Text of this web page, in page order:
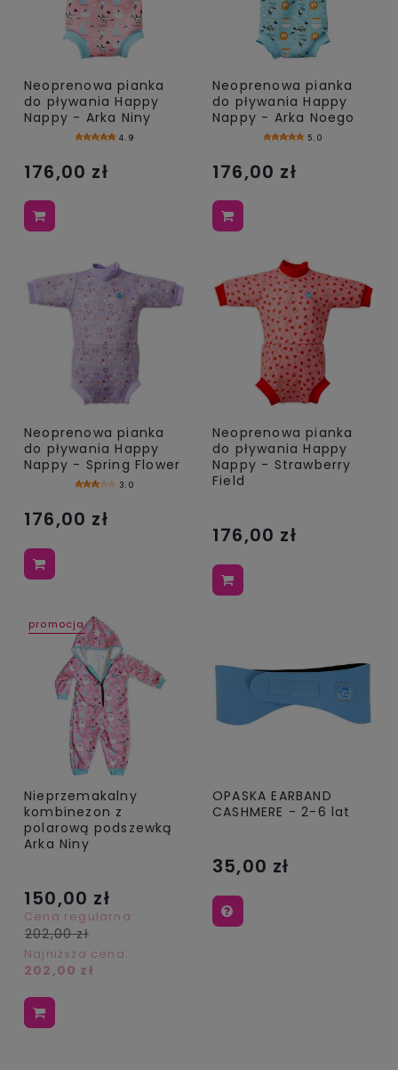
Neoprenowa pianka
do pływania Happy
Nappy - Arka Niny
4.9
176,00 zł
Neoprenowa pianka
do pływania Happy
Nappy - Arka Noego
5.0
176,00 zł
Neoprenowa pianka
do pływania Happy
Nappy - Spring Flower
3.0
176,00 zł
Neoprenowa pianka
do pływania Happy
Nappy - Strawberry
Field
176,00 zł
Nieprzemakalny
kombinezon z
polarową podszewką
Arka Niny
150,00 zł
Cena regularna:
202,00 zł
Najniższa cena:
202,00 zł
promocja
OPASKA EARBAND
CASHMERE - 2-6 lat
35,00 zł